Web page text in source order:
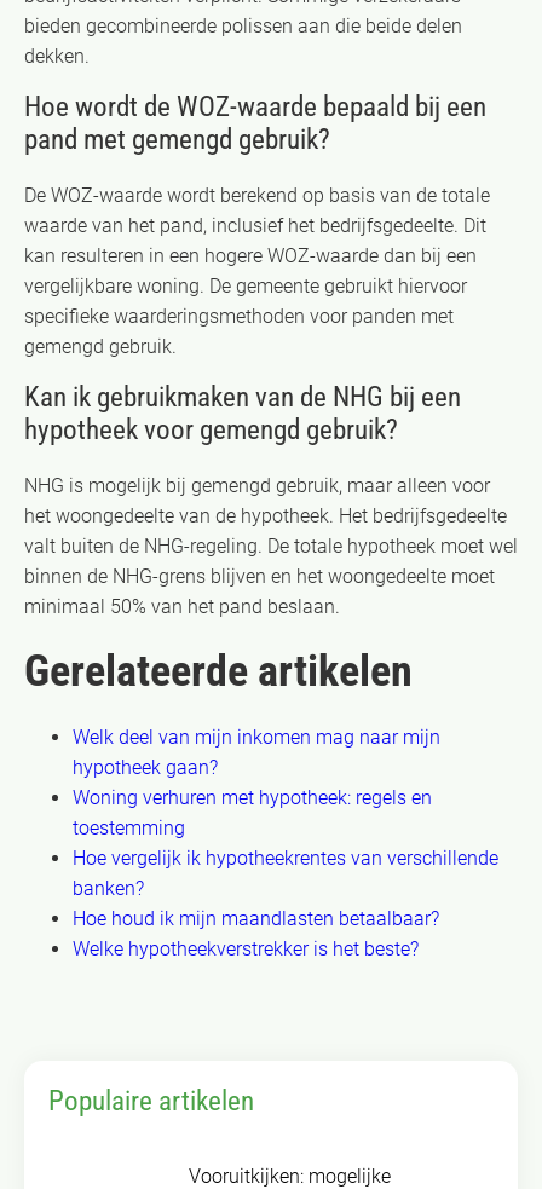
bieden gecombineerde polissen aan die beide delen
dekken.
Hoe wordt de WOZ-waarde bepaald bij een
pand met gemengd gebruik?
De WOZ-waarde wordt berekend op basis van de totale
waarde van het pand, inclusief het bedrijfsgedeelte. Dit
kan resulteren in een hogere WOZ-waarde dan bij een
vergelijkbare woning. De gemeente gebruikt hiervoor
specifieke waarderingsmethoden voor panden met
gemengd gebruik.
Kan ik gebruikmaken van de NHG bij een
hypotheek voor gemengd gebruik?
NHG is mogelijk bij gemengd gebruik, maar alleen voor
het woongedeelte van de hypotheek. Het bedrijfsgedeelte
valt buiten de NHG-regeling. De totale hypotheek moet wel
binnen de NHG-grens blijven en het woongedeelte moet
minimaal 50% van het pand beslaan.
Gerelateerde artikelen
Welk deel van mijn inkomen mag naar mijn
hypotheek gaan?
Woning verhuren met hypotheek: regels en
toestemming
Hoe vergelijk ik hypotheekrentes van verschillende
banken?
Hoe houd ik mijn maandlasten betaalbaar?
Welke hypotheekverstrekker is het beste?
Populaire artikelen
Vooruitkijken: mogelijke